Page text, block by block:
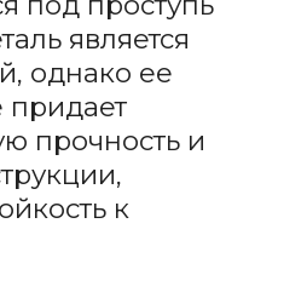
является
однако ее
придает
прочность и
к